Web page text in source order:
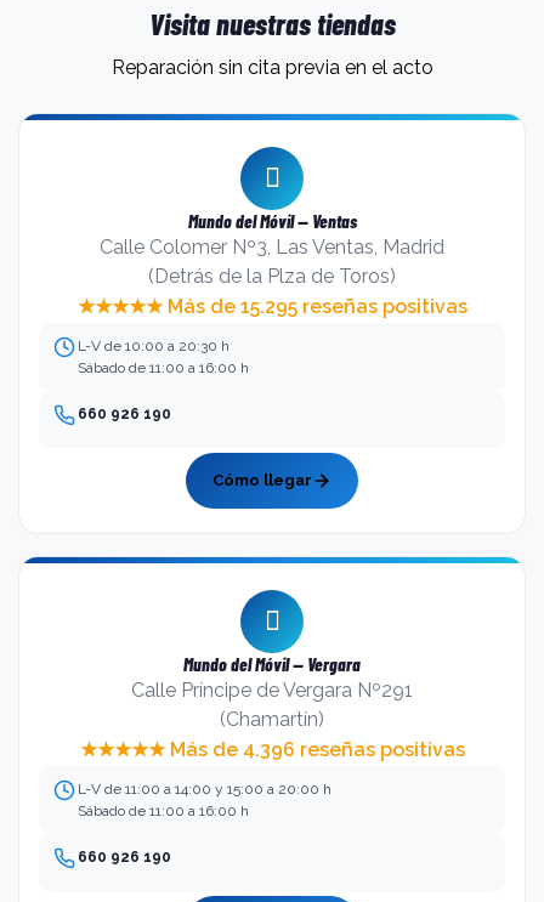
Visita nuestras tiendas
Reparación sin cita previa en el acto
Mundo del Móvil — Ventas
Calle Colomer Nº3, Las Ventas, Madrid
(Detrás de la Plza de Toros)
★★★★★ Más de 15.295 reseñas positivas
L-V de 10:00 a 20:30 h
Sábado de 11:00 a 16:00 h
660 926 190
Cómo llegar
Mundo del Móvil — Vergara
Calle Príncipe de Vergara Nº291
(Chamartín)
★★★★★ Más de 4.396 reseñas positivas
L-V de 11:00 a 14:00 y 15:00 a 20:00 h
Sábado de 11:00 a 16:00 h
660 926 190